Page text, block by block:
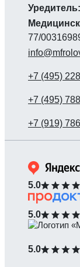
Уредитель:
77/
5.0
5.0
5.0